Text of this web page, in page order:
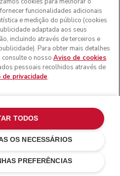
€ 42,25
ENVIE-ME UM E-MAIL QUANDO
DISPONÍVEL
Madeira e outros territórios
a nossa equipa de Apoio
sua encomenda, de forma a
de envio exatos e aplicar a
IVA correta
os direitos reservados.
funcionalidades adicionais
e medição do público (cookies
adaptada aos seus
incluindo através de terceiros e
Para obter mais detalhes
consulte o nosso Aviso de cookies.
pessoais recolhidos através de
de privacidade.
PREFERÊNCIAS
OS NECESSÁRIOS
TODOS